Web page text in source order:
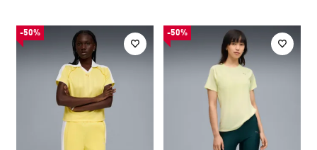
-50% -50%